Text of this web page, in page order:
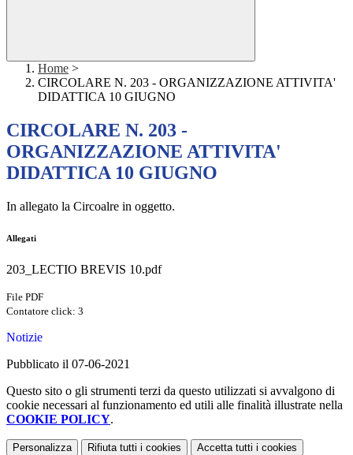
Home >
CIRCOLARE N. 203 - ORGANIZZAZIONE ATTIVITA'
DIDATTICA 10 GIUGNO
CIRCOLARE N. 203 -
ORGANIZZAZIONE ATTIVITA'
DIDATTICA 10 GIUGNO
In allegato la Circoalre in oggetto.
Allegati
203_LECTIO BREVIS 10.pdf
File PDF
Contatore click: 3
Notizie
Pubblicato il 07-06-2021
Questo sito o gli strumenti terzi da questo utilizzati si avvalgono di
cookie necessari al funzionamento ed utili alle finalità illustrate nella
COOKIE POLICY.
Personalizza Rifiuta tutti i cookies Accetta tutti i cookies